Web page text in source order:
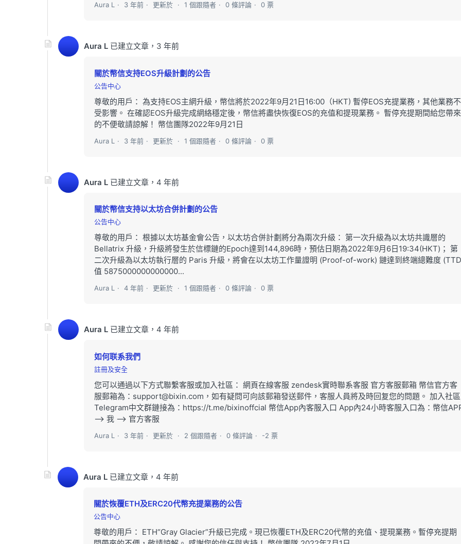
Aura L 3 年前 更新於 1 個跟隨者 0 條評論 0 票
Aura L 已建立文章， 3 年前
關於幣信支持EOS升級計劃的公告
公告中心
尊敬的用戶： 為支持EOS主網升級，幣信將於2022年9月21日16:00（HKT) 暫停EOS充提業務，其他業務不
受影響。 在確認EOS升級完成網絡穩定後，幣信將盡快恢復EOS的充值和提現業務。 暫停充提期間給您帶來
的不便敬請諒解！ 幣信團隊2022年9月21日
Aura L 3 年前 更新於 1 個跟隨者 0 條評論 0 票
Aura L 已建立文章， 4 年前
關於幣信支持以太坊合併計劃的公告
公告中心
尊敬的用戶： 根據以太坊基金會公告，以太坊合併計劃將分為兩次升級： 第一次升級為以太坊共識層的
Bellatrix 升級，升級將發生於信標鏈的Epoch達到144,896時，預估日期為2022年9月6日19:34(HKT)； 第
二次升級為以太坊執行層的 Paris 升級，將會在以太坊工作量證明 (Proof-of-work) 鏈達到終端總難度
值 5875000000000000...
Aura L 4 年前 更新於 1 個跟隨者 0 條評論 0 票
Aura L 已建立文章， 4 年前
如何联系我們
註冊及安全
您可以通過以下方式聯繫客服或加入社區： 網頁在線客服 zendesk實時聯系客服 官方客服郵箱 幣信官方客
服郵箱為：support@bixin.com，如有疑問可向該郵箱發送郵件，客服人員將及時回复您的問題。 加入社區
Telegram中文群鏈接為：https://t.me/bixinoffcial 幣信App內客服入口 App內24小時客服入口為：幣信
–> 我 –> 官方客服
Aura L 3 年前 更新於 2 個跟隨者 0 條評論 -2 票
Aura L 已建立文章， 4 年前
關於恢覆ETH及ERC20代幣充提業務的公告
公告中心
尊敬的用戶： ETH“Gray Glacier”升級已完成。現已恢覆ETH及ERC20代幣的充值、提現業務。暫停充提期